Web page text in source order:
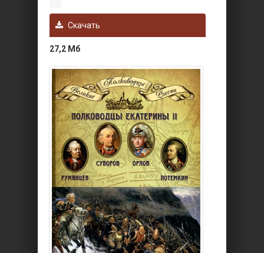
Скачать
27,2 Мб